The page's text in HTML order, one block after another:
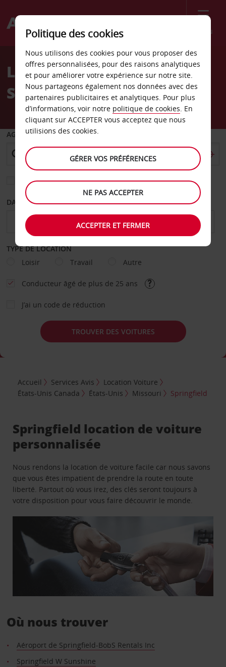
Menu
Welcome
AvisLocation de voiture
Springfield
AGENCE DE DÉPART
Sélectionnez une autre agence de retour
DATE DE DÉPART DATE DE RETOUR
TYPE DE LOCATION
Loisir
Travail Autre
Conducteur âgé de plus de 25 ans
J’ai un code de réduction
TROUVER DES VOITURES
Accueil Services Avis
Location Voiture
États-Unis Canada
États-Unis Missouri Springfield
Springfield location de voiture
personnalisée
Nous rendons la location de voiture facile car nous savons
que vous êtes impatient de prendre la route en toute
liberté. Partout où vous irez, des clés seront toujours à
votre disposition pour vous faire découvrir le monde.
Où nous trouver
Aéroport de Springfield-BobS Rentals Inc
Springfield W Sunshine
Politique des cookies
Nous utilisons des cookies pour vous proposer des
offres personnalisées, pour des raisons analytiques
et pour améliorer votre expérience sur notre site.
Nous partageons également nos données avec des
partenaires publicitaires et analytiques. Pour plus
d’informations, voir notre politique de cookies. En
cliquant sur ACCEPTER vous acceptez que nous
utilisions des cookies.
GÉRER VOS PRÉFÉRENCES
NE PAS ACCEPTER
ACCEPTER ET FERMER